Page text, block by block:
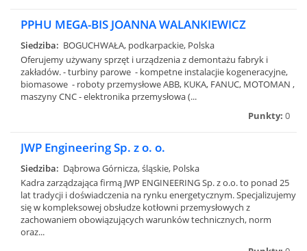
PPHU MEGA-BIS JOANNA WALANKIEWICZ
Siedziba: BOGUCHWAŁA, podkarpackie, Polska
Oferujemy używany sprzęt i urządzenia z demontażu fabryk i
zakładów. - turbiny parowe - kompetne instalacjie kogeneracyjne,
biomasowe - roboty przemysłowe ABB, KUKA, FANUC, MOTOMAN ,
maszyny CNC - elektronika przemysłowa (...
Punkty: 0
JWP Engineering Sp. z o. o.
Siedziba: Dąbrowa Górnicza, śląskie, Polska
Kadra zarządzająca firmą JWP ENGINEERING Sp. z o.o. to ponad 25
lat tradycji i doświadczenia na rynku energetycznym. Specjalizujemy
się w kompleksowej obsłudze kotłowni przemysłowych z
zachowaniem obowiązujących warunków technicznych, norm
oraz...